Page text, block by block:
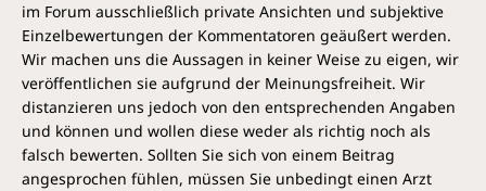
im Forum ausschließlich private Ansichten und subjektive
Einzelbewertungen der Kommentatoren geäußert werden.
Wir machen uns die Aussagen in keiner Weise zu eigen, wir
veröffentlichen sie aufgrund der Meinungsfreiheit. Wir
distanzieren uns jedoch von den entsprechenden Angaben
und können und wollen diese weder als richtig noch als
falsch bewerten. Sollten Sie sich von einem Beitrag
angesprochen fühlen, müssen Sie unbedingt einen Arzt